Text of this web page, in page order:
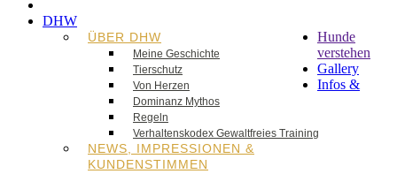
DHW
ÜBER DHW
Meine Geschichte
Tierschutz
Von Herzen
Dominanz Mythos
Regeln
Verhaltenskodex Gewaltfreies Training
NEWS, IMPRESSIONEN &
KUNDENSTIMMEN
Hunde
verstehen
Gallery
Infos &